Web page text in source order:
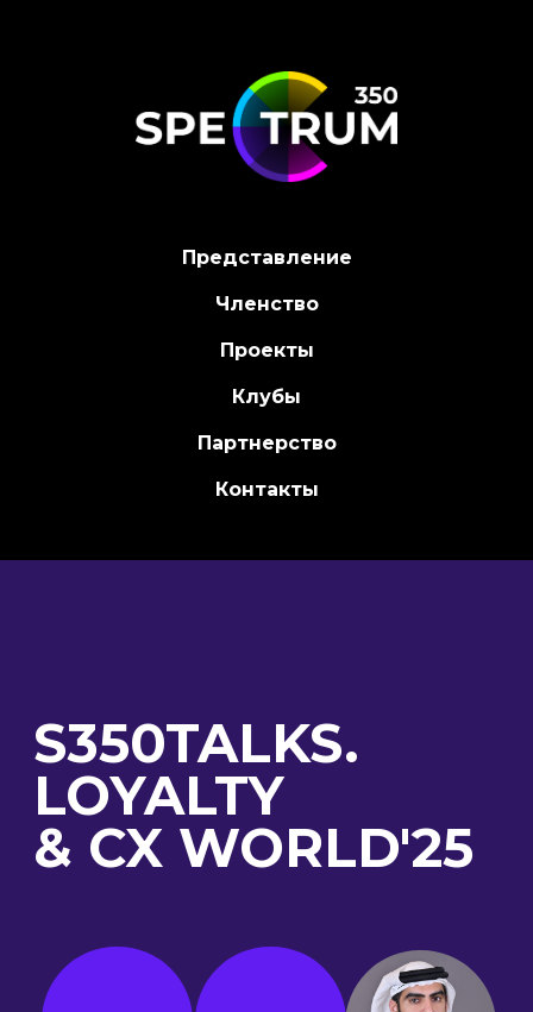
Представление
Членство
Проекты
Клубы
Партнерство
Контакты
Marriott Al Jaddaf
Дубай, ОАЭ
LOYALTY